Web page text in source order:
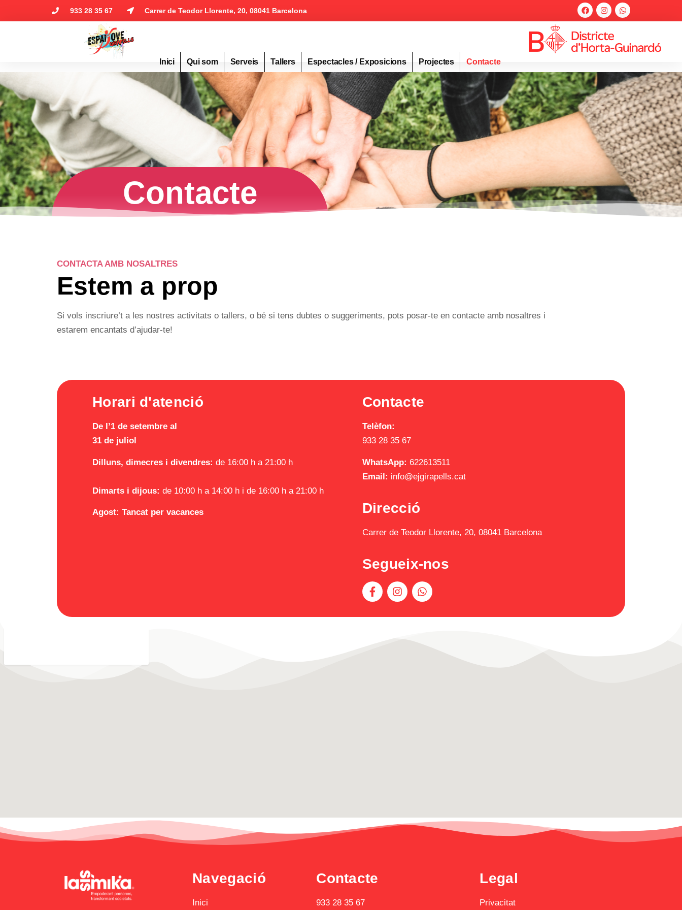
933 28 35 67 Carrer de Teodor Llorente, 20, 08041 Barcelona
Inici Qui som Serveis Tallers Espectacles / Exposicions Projectes Contacte
Contacte
CONTACTA AMB NOSALTRES
Estem a prop
Si vols inscriure’t a les nostres activitats o tallers, o bé si tens dubtes o suggeriments, pots posar-te en contacte amb nosaltres i
estarem encantats d’ajudar-te!
Horari d'atenció
De l’1 de setembre al
31 de juliol
Dilluns, dimecres i divendres: de 16:00 h a 21:00 h
Dimarts i dijous: de 10:00 h a 14:00 h i de 16:00 h a 21:00 h
Agost: Tancat per vacances
Contacte
Telèfon:
933 28 35 67
WhatsApp: 622613511
Email: info@ejgirapells.cat
Direcció
Carrer de Teodor Llorente, 20, 08041 Barcelona
Segueix-nos
Navegació
Inici
Contacte
933 28 35 67
Legal
Privacitat